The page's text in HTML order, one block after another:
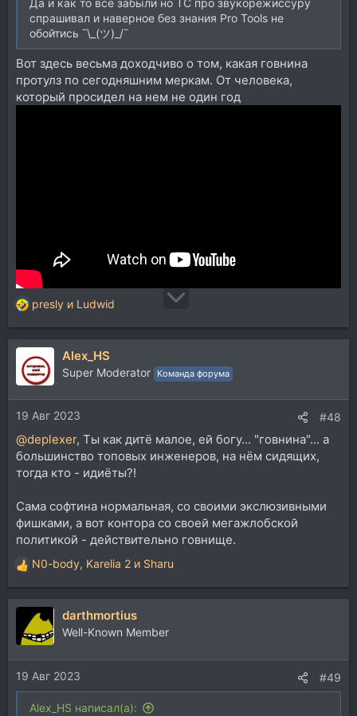
Да и как то все забыли но ТС про звукорежиссуру
спрашивал и наверное без знания Pro Tools не
обойтись ¯\_(ツ)_/¯
Вот здесь весьма доходчиво о том, какая говнина
протулз по сегодняшним меркам. От человека,
который просидел на нем не один год
Р
е
а
ц
и
и
:
presly и Ludwid
Alex_HS
Super Moderator Команда форума
19 Авг 2023 #48
@deplexer, Ты как дитё малое, ей богу... "говнина"... а
большинство топовых инженеров, на нём сидящих,
тогда кто - идиёты?!
Сама софтина нормальная, со своими экслюзивными
фишками, а вот контора со своей мегажлобской
политикой - действительно говнище.
Р
е
а
и
и
:
N0-body, Karelia 2 и Sharu
darthmortius
Well-Known Member
19 Авг 2023 #49
Alex_HS написал(а):